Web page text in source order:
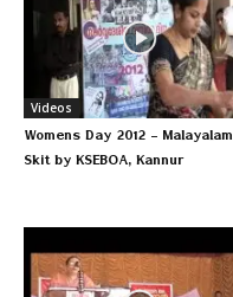
Videos
Womens Day 2012 – Malayalam
Skit by KSEBOA, Kannur